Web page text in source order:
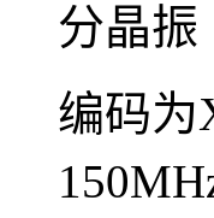
分晶振
编码为